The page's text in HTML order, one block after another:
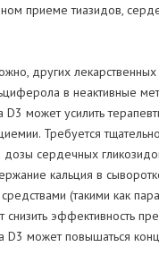
приеме тиазидов,
других
в неактивные
может усилить
Требуется
сердечных
кальция в
(такими как
эффективность
может повышаться